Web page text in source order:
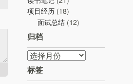
项目经历 (18)
面试总结 (12)
归档
归
档
标签